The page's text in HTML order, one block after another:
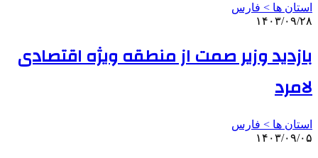
استان ها > فارس
۱۴۰۳/۰۹/۲۸
بازدید وزیر صمت از منطقه ویژه اقتصادی
لامرد
استان ها > فارس
۱۴۰۳/۰۹/۰۵